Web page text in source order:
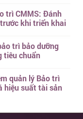
trì CMMS: Đánh
khi triển khai
trì bảo dưỡng
tiêu chuẩn
quản lý Bảo trì
hiệu suất tài sản